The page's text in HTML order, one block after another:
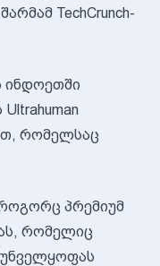
TechCrunch-
ინდოეთში
რომელსაც
როგორც პრემიუმ
რომელიც